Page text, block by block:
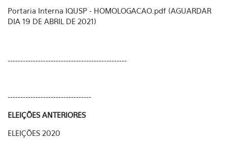
Portaria Interna IQUSP - HOMOLOGACAO.pdf (AGUARDAR
DIA 19 DE ABRIL DE 2021)
-----------------------------------------------
---------------------------------
ELEIÇÕES ANTERIORES
ELEIÇÕES 2020